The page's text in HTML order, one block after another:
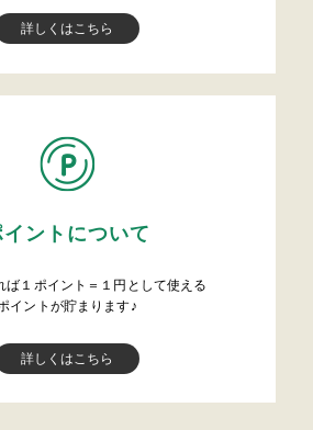
詳しくはこちら
イントについて
ば１ポイント＝１円として使える
イントが貯まります♪
詳しくはこちら